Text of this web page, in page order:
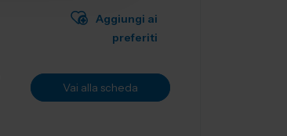
Aggiungi ai
preferiti
Vai alla scheda